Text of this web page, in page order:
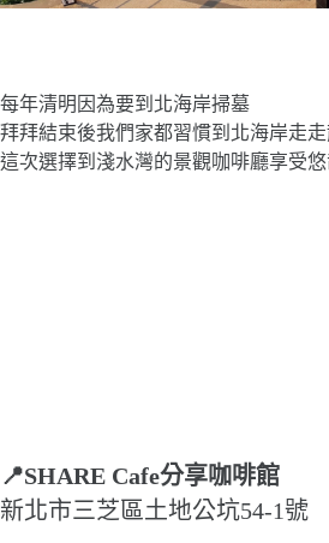
每年清明因為要到北海岸掃墓
拜拜結束後我們家都習慣到北海岸走
這次選擇到淺水灣的景觀咖啡廳享受
📍SHARE Cafe分享咖啡館
新北市三芝區土地公坑54-1號